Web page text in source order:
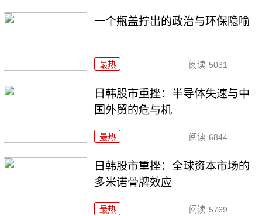
一个瓶盖拧出的政治与环保隐喻
最热 阅读 5031
日韩股市重挫：半导体失速与中
国外贸的危与机
最热 阅读 6844
日韩股市重挫：全球资本市场的
多米诺骨牌效应
最热 阅读 5769